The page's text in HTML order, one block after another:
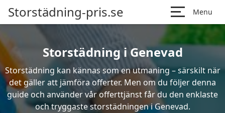
Storstädning-pris.se Menu
Storstädning i Genevad
Storstädning kan kännas som en utmaning – särskilt när
det gäller att jämföra offerter. Men om du följer denna
guide och använder vår offerttjänst får du den enklaste
och tryggaste storstädningen i Genevad.